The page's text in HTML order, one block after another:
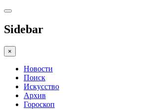
Sidebar
×
Новости
Поиск
Искусство
Архив
Гороскоп